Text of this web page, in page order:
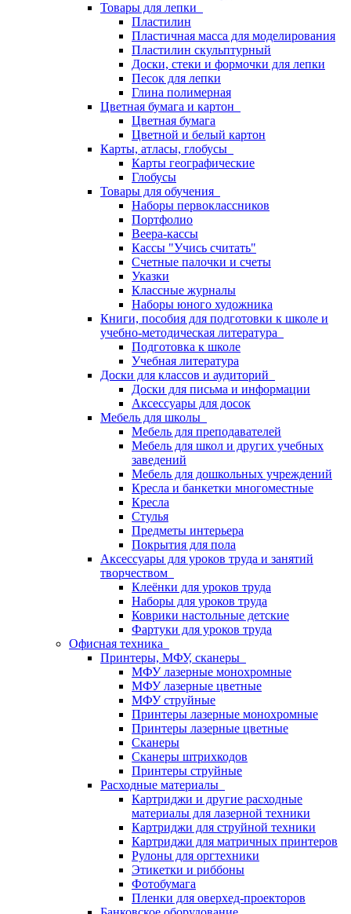
Товары для лепки
Пластилин
Пластичная масса для моделирования
Пластилин скульптурный
Доски, стеки и формочки для лепки
Песок для лепки
Глина полимерная
Цветная бумага и картон
Цветная бумага
Цветной и белый картон
Карты, атласы, глобусы
Карты географические
Глобусы
Товары для обучения
Наборы первоклассников
Портфолио
Веера-кассы
Кассы "Учись считать"
Счетные палочки и счеты
Указки
Классные журналы
Наборы юного художника
Книги, пособия для подготовки к школе и
учебно-методическая литература
Подготовка к школе
Учебная литература
Доски для классов и аудиторий
Доски для письма и информации
Аксессуары для досок
Мебель для школы
Мебель для преподавателей
Мебель для школ и других учебных
заведений
Мебель для дошкольных учреждений
Кресла и банкетки многоместные
Кресла
Стулья
Предметы интерьера
Покрытия для пола
Аксессуары для уроков труда и занятий
творчеством
Клеёнки для уроков труда
Наборы для уроков труда
Коврики настольные детские
Фартуки для уроков труда
Офисная техника
Принтеры, МФУ, сканеры
МФУ лазерные монохромные
МФУ лазерные цветные
МФУ струйные
Принтеры лазерные монохромные
Принтеры лазерные цветные
Сканеры
Сканеры штрихкодов
Принтеры струйные
Расходные материалы
Картриджи и другие расходные
материалы для лазерной техники
Картриджи для струйной техники
Картриджи для матричных принтеров
Рулоны для оргтехники
Этикетки и риббоны
Фотобумага
Пленки для оверхед-проекторов